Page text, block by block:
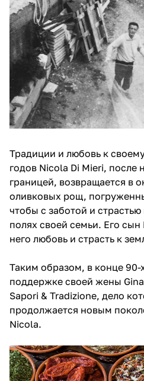
Традиции и любовь к
годов Nicola Di Mieri, после
границей, возвращается в
оливковых рощ,
чтобы с заботой и
полях своей семьи. Его
него любовь и страсть к
Таким образом, в конце 90-
поддержке своей жены
Sapori & Tradizione, дело
продолжается новым
Nicola.